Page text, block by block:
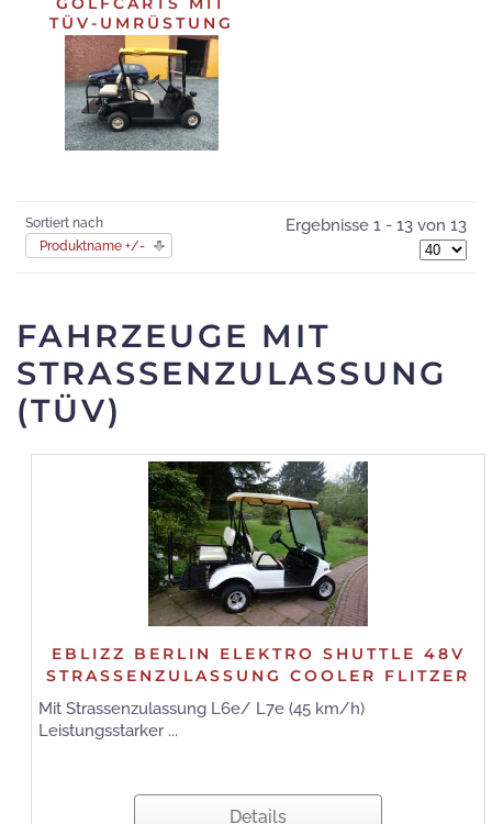
TÜV-UMRÜSTUNG
Sortiert nach
Produktname +/-
Ergebnisse 1 - 13 von 13
FAHRZEUGE MIT
STRASSENZULASSUNG (
TÜV)
EBLIZZ BERLIN ELEKTRO SHUTTLE 48V
STRASSENZULASSUNG COOLER FLITZER
Mit Strassenzulassung L6e/ L7e (45 km/h)
Leistungsstarker ...
Details